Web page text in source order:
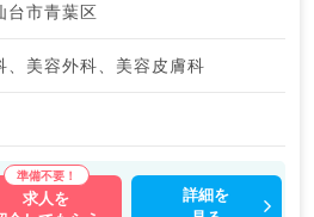
台市青葉区
、美容外科、美容皮膚科
求人を
詳細を